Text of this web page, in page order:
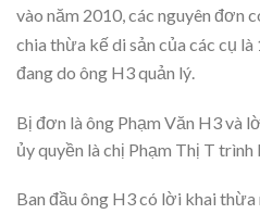
vào năm 2010, các nguyên đơn
chia thừa kế di sản của các cụ là
đang do ông H3 quản lý.
Bị đơn là ông Phạm Văn H3 và
ủy quyền là chị Phạm Thị T trình
Ban đầu ông H3 có lời khai thừa